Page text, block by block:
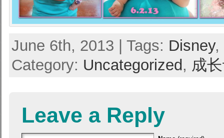
June 6th, 2013 | Tags: Disney,
Category: Uncategorized , 成
Leave a Reply